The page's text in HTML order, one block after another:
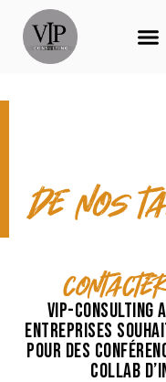
CONTACT
de nos
VIP-Consulting
entreprises
pour des
collab